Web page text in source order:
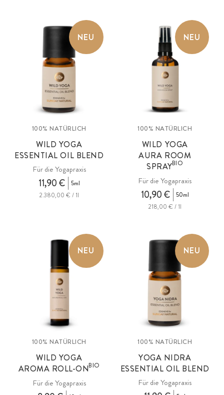
NEU
100% NATÜRLICH
WILD YOGA
ESSENTIAL OIL BLEND
Für die Yogapraxis
11,90 €
5ml
2.380,00 € / 1l
NEU
100% NATÜRLICH
WILD YOGA
AURA ROOM
SPRAYBIO
Für die Yogapraxis
10,90 €
50ml
218,00 € / 1l
NEU
100% NATÜRLICH
WILD YOGA
AROMA ROLL-ONBIO
Für die Yogapraxis
NEU
100% NATÜRLICH
YOGA NIDRA
ESSENTIAL OIL BLEND
Für die Yogapraxis